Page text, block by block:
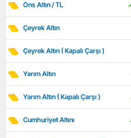
Ons Altın / TL
Çeyrek Altın
Çeyrek Altın ( Kapalı Çarşı )
Yarım Altın
Yarım Altın ( Kapalı Çarşı )
Cumhuriyet Altını